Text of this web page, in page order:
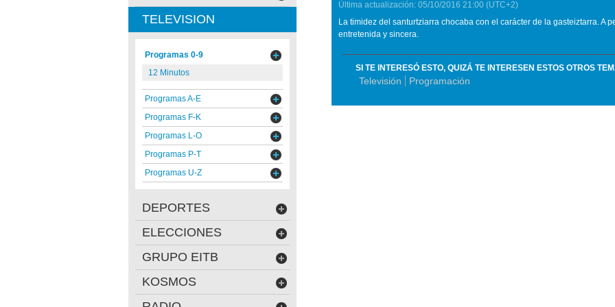
Última actualización: 05/10/2016 21:00 (UTC+2)
La timidez del santurtziarra chocaba con el carácter de la gasteiztarra. A
entretenida y sincera.
SI TE INTERESÓ ESTO, QUIZÁ TE INTERESEN ESTOS OTROS
Televisión Programación
TELEVISION
Programas 0-9
12 Minutos
Programas A-E
Programas F-K
Programas L-O
Programas P-T
Programas U-Z
DEPORTES
ELECCIONES
GRUPO EITB
KOSMOS